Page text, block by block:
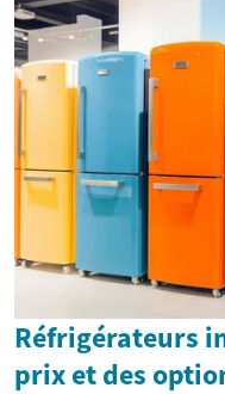
Réfrigérateurs
prix et des